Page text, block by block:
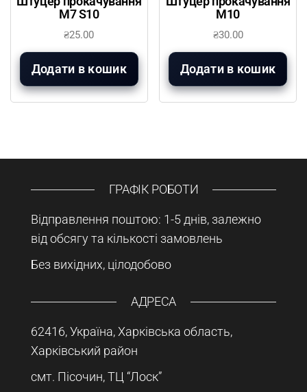
М7 S10
₴25.00
Додати в кошик
М10
₴30.00
Додати в кошик
ГРАФІК РОБОТИ
Відправлення поштою: 1-5 днів, залежно
від обсягу та кількості замовлень
Без вихідних, цілодобово
АДРЕСА
62416, Україна, Харківська область,
Харківський район
смт. Пісочин, ТЦ “Лоск”